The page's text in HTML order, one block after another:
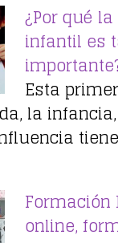
¿Por qué
infantil es
Esta
la
Formación
online,